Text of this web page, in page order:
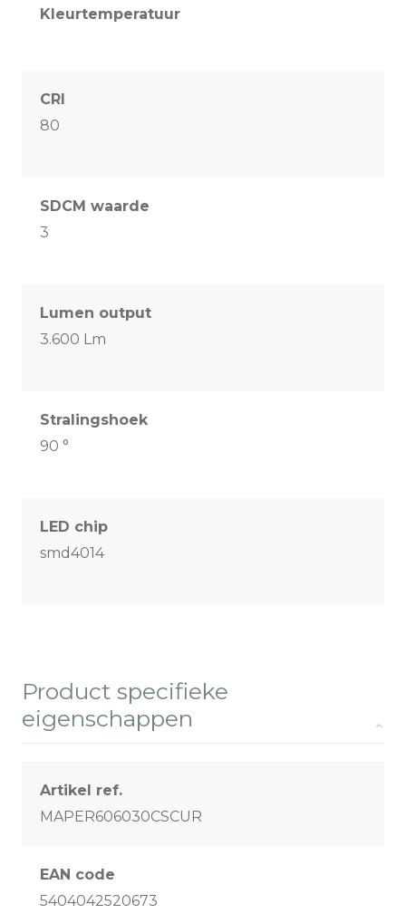
Kleurtemperatuur
CRI
80
SDCM waarde
3
Lumen output
3.600 Lm
Stralingshoek
90 °
LED chip
smd4014
Product specifieke
eigenschappen
Artikel ref.
MAPER606030CSCUR
EAN code
5404042520673